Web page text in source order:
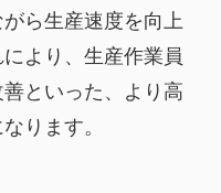
ら生産速度を向上
より、生産作業員
といった、より高
ります。